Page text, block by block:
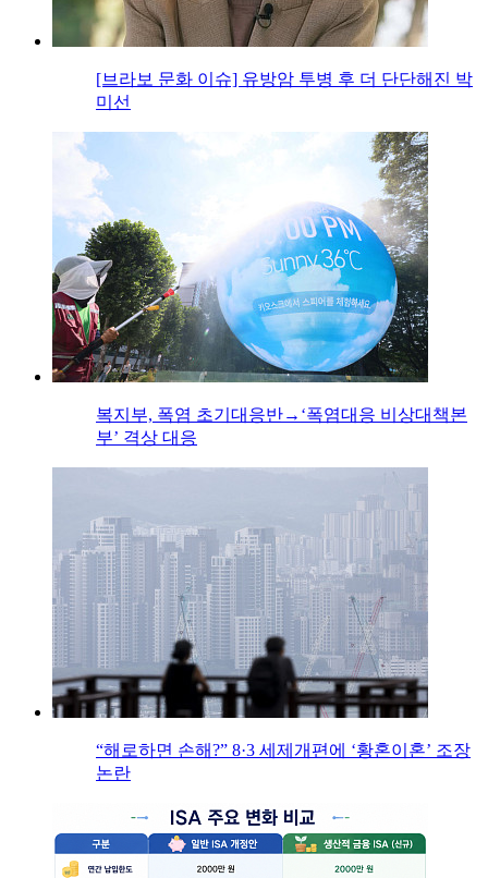
[브라보 문화 이슈] 유방암 투병 후 더 단단해진 박
미선
복지부, 폭염 초기대응반→‘폭염대응 비상대책본
부’ 격상 대응
“해로하면 손해?” 8·3 세제개편에 ‘황혼이혼’ 조장
논란